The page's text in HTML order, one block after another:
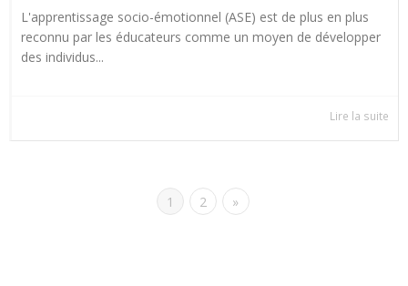
L'apprentissage socio-émotionnel (ASE) est de plus en plus
reconnu par les éducateurs comme un moyen de développer
des individus...
Lire la suite
1 2 »